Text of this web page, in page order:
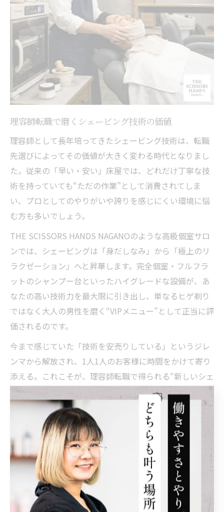
理容師転職で磨くシェービング技術の価値
理容師として長年培ってきたシェービング技術は、転職
先選びによってその価値が大きく変わる時代となりまし
た。従来の「早い・安い」床屋では、どれだけ丁寧な技
術を持っていても“ただの作業”として消費されてしま
い、プロとしてのやりがいや誇りを感じにくい環境に悩
む方も多いでしょう。
THE SCISSORS HANDS NAGANOのような高級個室サロ
ンでは、シェービングは「身だしなみ」から「極上のリ
ラクゼーション」へと昇華します。完全個室・フルフラ
ットのシャンプー台といったハイグレードな設備が、あ
なたの高い技術力を最大限に引き出し、単なるヒゲ剃り
ではなく大人の男性を磨く“VIPメニュー”として正当に評
価されるのです。
今まで感じていた「技術を安売りしている」というジレ
ンマから解放され、1人1人のお客様に時間をかけて寄り
添える。これこそが、理容師転職で得られる“新しいシェ
ービング技術の価値”です。
美容師求人で体感できるリラクゼーションの極意
美容師やスタイリストが新たな環境を求める際、「お客
様にどれだけ深いリラクゼーションを提供できるか」は
大きな判断軸となります。THE SCISSORS HANDS
NAGANOでは、理容師免許を活かしたシェービングに加
え、美容室ならではの洗練された内装や完全個室空間が